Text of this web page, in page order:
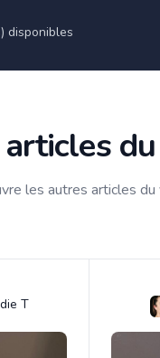
disponibles
les autres articles du
T